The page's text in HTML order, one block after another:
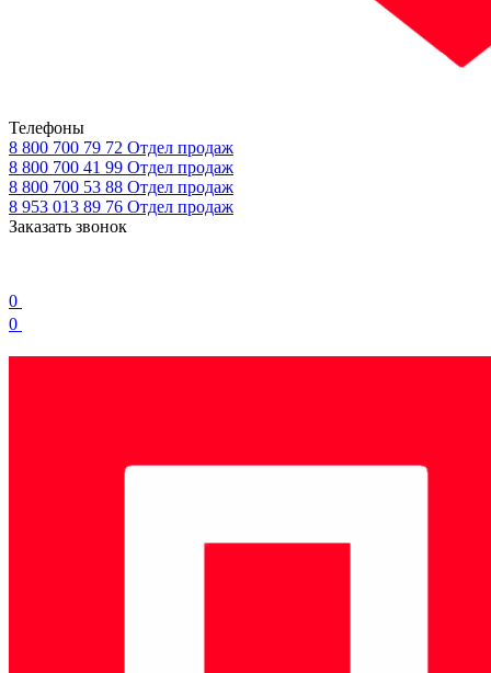
Телефоны
8 800 700 79 72 Отдел продаж
8 800 700 41 99 Отдел продаж
8 800 700 53 88 Отдел продаж
8 953 013 89 76 Отдел продаж
Заказать звонок
0
0